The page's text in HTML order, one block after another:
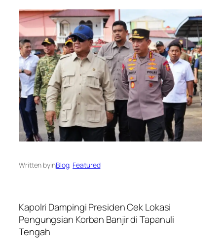
Written byinBlog, Featured
Kapolri Dampingi Presiden Cek Lokasi
Pengungsian Korban Banjir di Tapanuli
Tengah